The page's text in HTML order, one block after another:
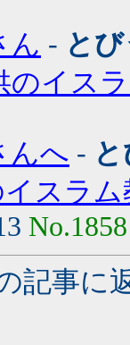
ん - と
のイス
んへ -
イスラ
No.1858
記事に